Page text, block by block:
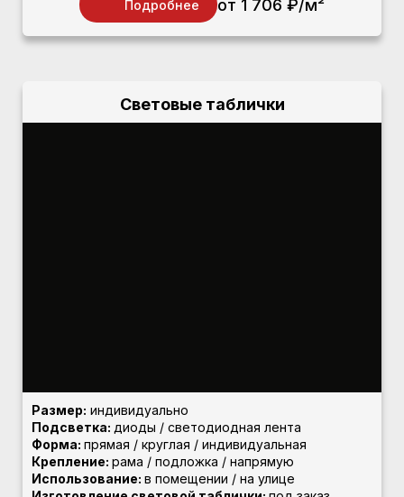
Подробнее от 1 706 ₽/м²
Световые таблички
Размер: индивидуально
Подсветка: диоды / светодиодная лента
Форма: прямая / круглая / индивидуальная
Крепление: рама / подложка / напрямую
Использование: в помещении / на улице